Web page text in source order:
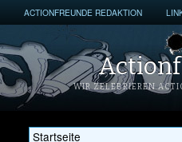
ACTIONFREUNDE REDAKTION
WIR ZELEBRIEREN